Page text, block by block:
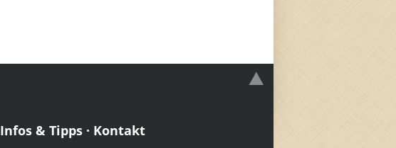
Infos & Tipps· Kontakt